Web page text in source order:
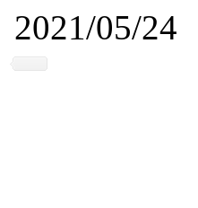
2021/05/24